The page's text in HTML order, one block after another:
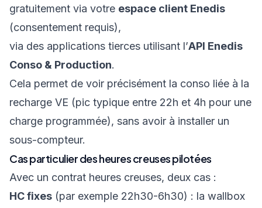
gratuitement via votre espace client Enedis
(consentement requis),
via des applications tierces utilisant l’API Enedis
Conso & Production.
Cela permet de voir précisément la conso liée à la
recharge VE (pic typique entre 22h et 4h pour une
charge programmée), sans avoir à installer un
sous-compteur.
Cas particulier des heures creuses pilotées
Avec un contrat heures creuses, deux cas :
HC fixes (par exemple 22h30-6h30) : la wallbox